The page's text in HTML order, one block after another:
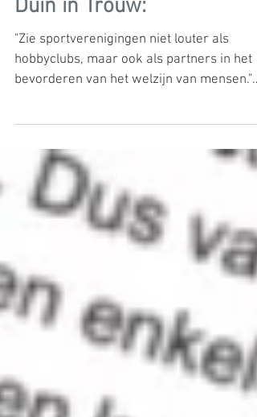
Wethouder Gerben van
Duin in Trouw:
"Zie sportverenigingen niet louter als
bevorderen van het welzijn van mensen."